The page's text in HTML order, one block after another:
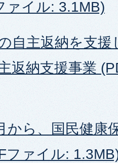
ァイル: 3.1MB)
自主返納を支
返納支援事業
から、国民健康
ファイル: